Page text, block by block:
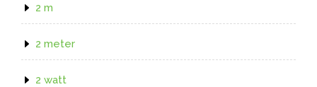
2 m
2 meter
2 watt